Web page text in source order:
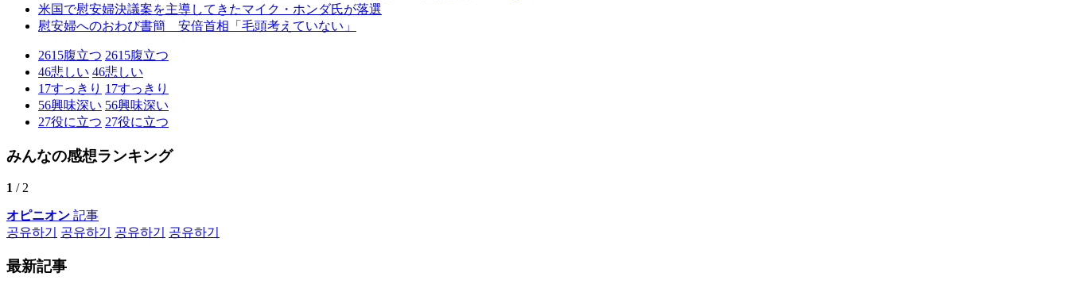
米国で慰安婦決議案を主導してきたマイク・ホンダ氏が落選
慰安婦へのおわび書簡 安倍首相「毛頭考えていない」
2615腹立つ 2615腹立つ
46悲しい 46悲しい
17すっきり 17すっきり
56興味深い 56興味深い
27役に立つ 27役に立つ
みんなの感想ランキング
1 / 2
オピニオン 記事
공유하기
공유하기 공유하기 공유하기
最新記事